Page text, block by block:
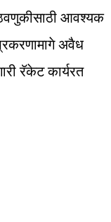
आवश्यक
अवैध
रॅकेट कार्यरत